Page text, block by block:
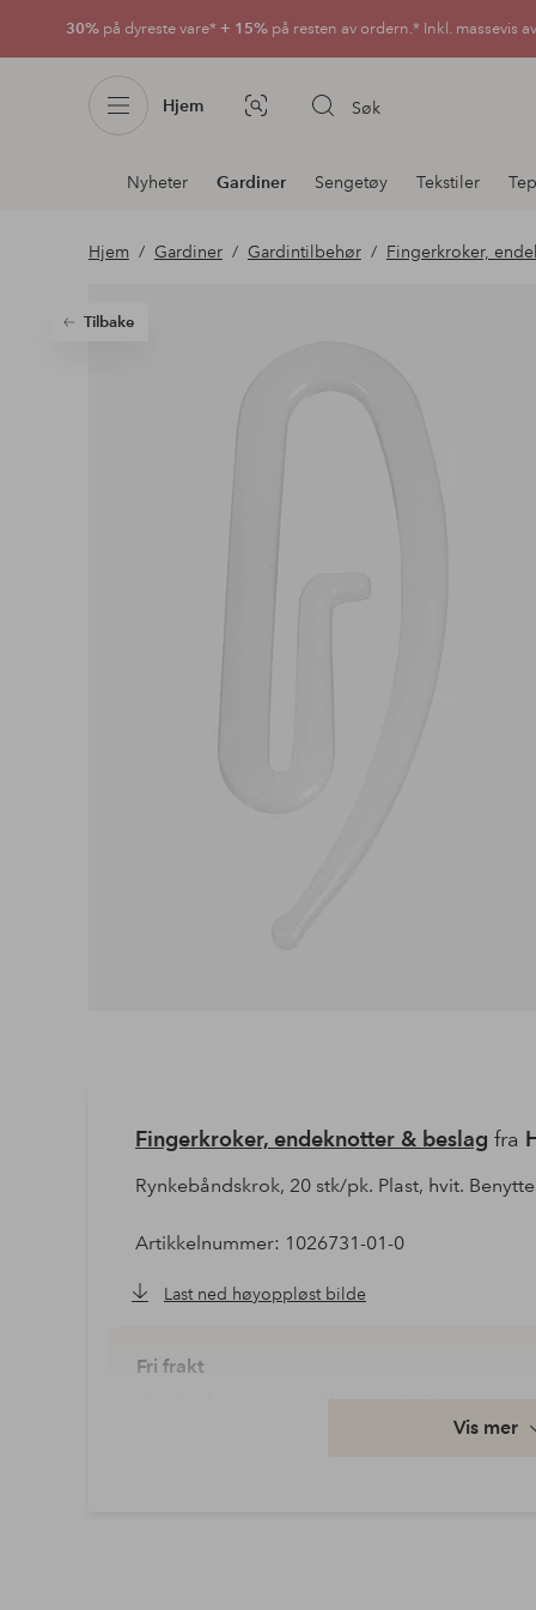
30% på dyreste vare* + 15% på resten av ordern.* Inkl. massevis
Hjem Bildesøk Søk
Avdelingsnavigering
Nyheter Gardiner Sengetøy Tekstiler
Hjem Gardiner Gardintilbehør Fingerkroker,
Tilbake
Fingerkroker, endeknotter & beslag fra
Rynkebåndskrok, 20 stk/pk. Plast, hvit.
Artikkelnummer: 1026731-01-0
Last ned høyoppløst bilde
Fri frakt
Vis mer